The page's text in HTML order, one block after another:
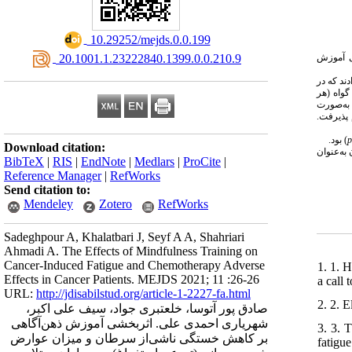
‎ 10.29252/mejds.0.0.199
‎ 20.1001.1.23222840.1399.0.0.210.9
Download citation:
BibTeX | RIS | EndNote | Medlars | ProCite |
Reference Manager| RefWorks
Send citation to:
Mendeley
Zotero RefWorks
Sadeghpour A, Khalatbari J, Seyf A A, Shahriari
Ahmadi A. The Effects of Mindfulness Training on
Cancer-Induced Fatigue and Chemotherapy Adverse
Effects in Cancer Patients. MEJDS 2021; 11 :26-26
URL: http://jdisabilstud.org/article-1-2227-fa.html
صادق پور آتوسا، خلعتبری جواد، سیف علی اکبر،
شهریاری احمدی علی. اثربخشی آموزش ذهن‌آگاهی
بر کاهش خستگی ناشی‌از سرطان و میزان عوارض
آموزش
که در
آزمایش و گواه (هر
۲۰۰۰) و پرسـشنامهٔ ارزیابی تهـوع و استفراغ (رودز و مک‌دنیل، ۱۹۹۹) بود که به‌صورت
گروه آزمایش انجام پذیرفت.
p) بود.
1. 1.
a call
2. 2.
3. 3.